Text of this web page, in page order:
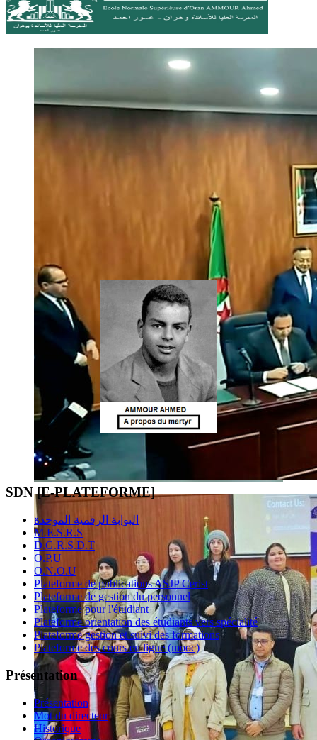
SDN [E-PLATEFORME]
البوابة الرقمية الموحدة
M.E.S.R.S
D.G.R.S.D.T
O.P.U
O.N.O.U
Plateforme de publications ASJP Cerist
Plateforme de gestion du personnel
Plateforme pour l'étudiant
Plateforme orientation des étudiants vers spécialité
Plateforme gestion et suivi des formations
Plateforme des cours en ligne (mooc)
Présentation
Présentation
Mot du directeur
Historique